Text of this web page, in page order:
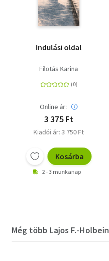
Indulási oldal
Filotás Karina
Online ár:
3 375 Ft
Kiadói ár: 3 750 Ft
Kosárba
2 - 3 munkanap
Még több Lajos F.-Holbein